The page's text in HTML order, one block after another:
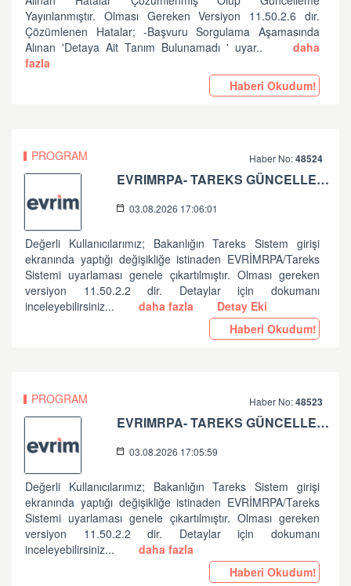
Yayınlanmıştır. Olması Gereken Versiyon 11.50.2.6 dır.
Çözümlenen Hatalar; -Başvuru Sorgulama Aşamasında
Alınan 'Detaya Ait Tanım Bulunamadı ' uyar..
daha
fazla
Haberi Okudum!
PROGRAM Haber No:48524
EVRIMRPA- TAREKS GÜNCELLEMESI HAKKINDA (V: 11.50.2.2)
03.08.2026 17:06:01
Değerli Kullanıcılarımız; Bakanlığın Tareks Sistem girişi
ekranında yaptığı değişikliğe istinaden EVRİMRPA/Tareks
Sistemi uyarlaması genele çıkartılmıştır. Olması gereken
versiyon 11.50.2.2 dir. Detaylar için dokumanı
inceleyebilirsiniz...
daha fazla
Detay Eki
Haberi Okudum!
PROGRAM Haber No:48523
EVRIMRPA- TAREKS GÜNCELLEMESI HAKKINDA
03.08.2026 17:05:59
Değerli Kullanıcılarımız; Bakanlığın Tareks Sistem girişi
ekranında yaptığı değişikliğe istinaden EVRİMRPA/Tareks
Sistemi uyarlaması genele çıkartılmıştır. Olması gereken
versiyon 11.50.2.2 dir. Detaylar için dokumanı
inceleyebilirsiniz...
daha fazla
Haberi Okudum!